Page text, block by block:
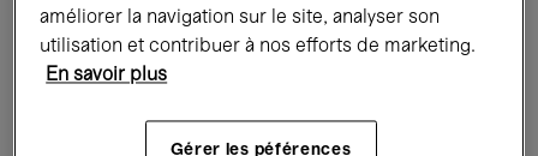
Rencontres & Débats Jazz
Musique électronique
améliorer la navigation sur le site, analyser son
utilisation et contribuer à nos efforts de marketing.
En savoir plus
Gérer les péférences